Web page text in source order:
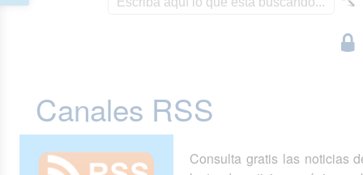
Canales RSS
Consulta gratis las noticias